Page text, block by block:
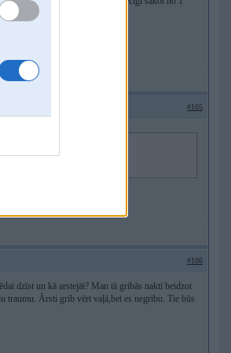
#105
#106
dzīst un kā arstejāt? Man tā gribās naktī beidzot
traumu. Ārsti grib vērt vaļā,bet es negribu. Tie būs